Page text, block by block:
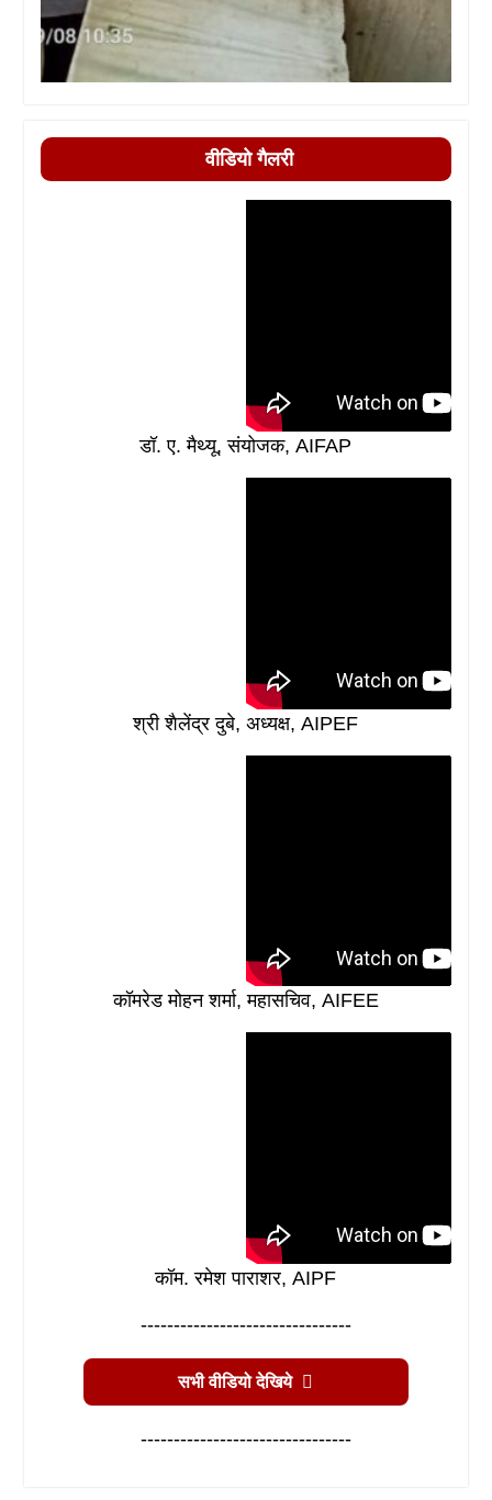
वीडियो गैलरी
डॉ. ए. मैथ्यू, संयोजक, AIFAP
श्री शैलेंद्र दुबे, अध्यक्ष, AIPEF
कॉमरेड मोहन शर्मा, महासचिव, AIFEE
कॉम. रमेश पाराशर, AIPF
--------------------------------
सभी वीडियो देखिये
--------------------------------